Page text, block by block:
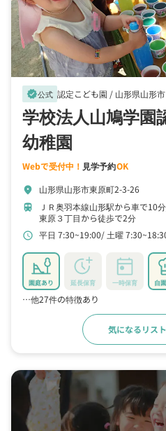
verified公式 認定こども園 / 山形県山形市
学校法人山鳩学園
幼稚園
Webで受付中！ 見学予約OK
location_on 山形県山形市東原町2-3-26
train ＪＲ奥羽本線山形駅から車で10分
東原３丁目から徒歩で2分
schedule 平日 7:30~19:00 土曜
園庭あり 延長保育 一時保育 自
…他27件の特徴あり
気になるリス